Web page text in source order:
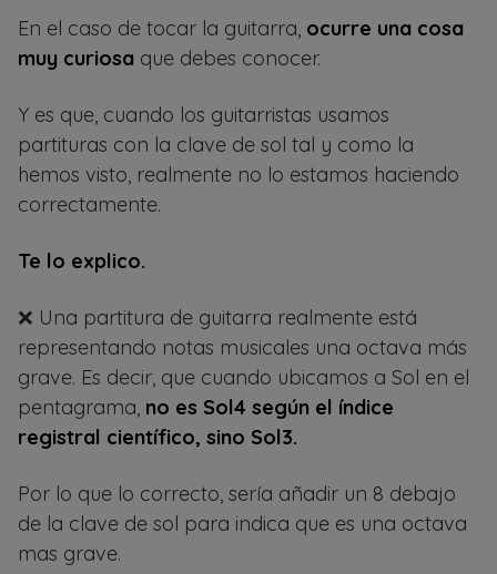
En el caso de tocar la guitarra, ocurre una cosa
muy curiosa que debes conocer.
Y es que, cuando los guitarristas usamos
partituras con la clave de sol tal y como la
hemos visto, realmente no lo estamos haciendo
correctamente.
Te lo explico.
❌ Una partitura de guitarra realmente está
representando notas musicales una octava más
grave. Es decir, que cuando ubicamos a Sol en el
pentagrama, no es Sol4 según el índice
registral científico, sino Sol3.
Por lo que lo correcto, sería añadir un 8 debajo
de la clave de sol para indica que es una octava
mas grave.